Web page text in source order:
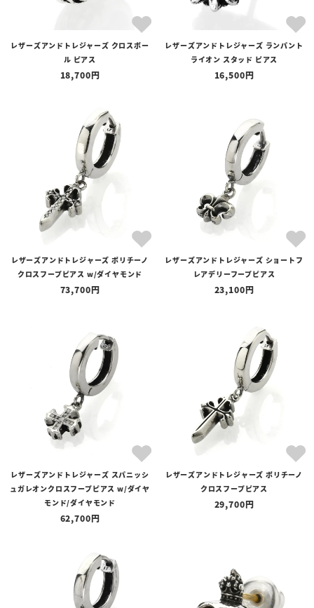
レザーズアンドトレジャーズ クロスボー
ル ピアス
18,700
レザーズアンドトレジャーズ ランパント
ライオン スタッド ピアス
16,500
レザーズアンドトレジャーズ ポリチーノ
クロスフープピアス w/ダイヤモンド
73,700
レザーズアンドトレジャーズ ショートフ
レアデリーフープピアス
23,100
レザーズアンドトレジャーズ スパニッシ
ュガレオンクロスフープピアス w/ダイヤ
モンド/ダイヤモンド
62,700
レザーズアンドトレジャーズ ポリチーノ
クロスフープピアス
29,700